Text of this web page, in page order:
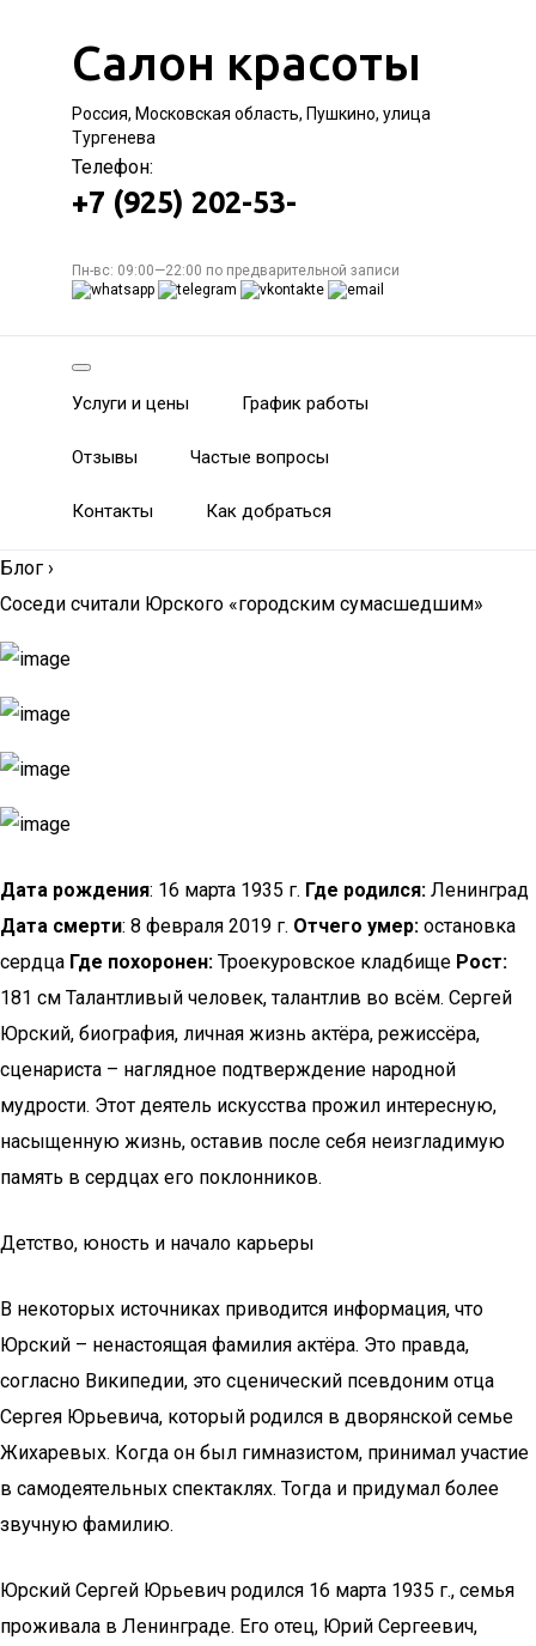
Салон красоты
Россия, Московская область, Пушкино, улица
Тургенева
Телефон:
+7 (925) 202-53-
Пн-вс: 09:00—22:00 по предварительной записи
Услуги и цены График работы
Отзывы Частые вопросы
Контакты Как добраться
Блог ›
Соседи считали Юрского «городским сумасшедшим»
Дата рождения: 16 марта 1935 г. Где родился: Ленинград
Дата смерти: 8 февраля 2019 г. Отчего умер: остановка
сердца Где похоронен: Троекуровское кладбище Рост:
181 см Талантливый человек, талантлив во всём. Сергей
Юрский, биография, личная жизнь актёра, режиссёра,
сценариста – наглядное подтверждение народной
мудрости. Этот деятель искусства прожил интересную,
насыщенную жизнь, оставив после себя неизгладимую
память в сердцах его поклонников.
Детство, юность и начало карьеры
В некоторых источниках приводится информация, что
Юрский – ненастоящая фамилия актёра. Это правда,
согласно Википедии, это сценический псевдоним отца
Сергея Юрьевича, который родился в дворянской семье
Жихаревых. Когда он был гимназистом, принимал участие
в самодеятельных спектаклях. Тогда и придумал более
звучную фамилию.
Юрский Сергей Юрьевич родился 16 марта 1935 г., семья
проживала в Ленинграде. Его отец, Юрий Сергеевич,